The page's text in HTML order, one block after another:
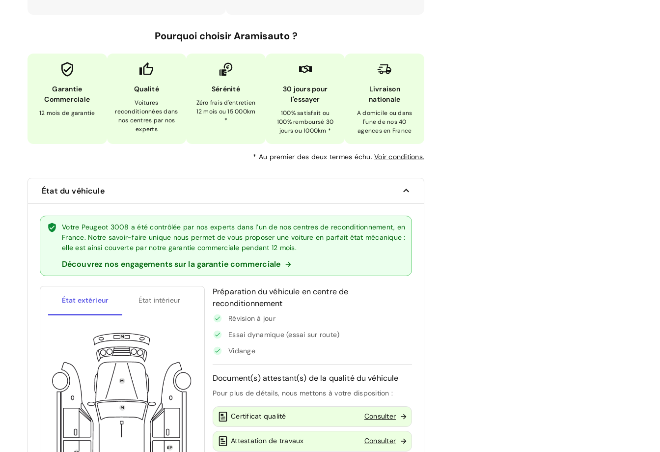
Pourquoi choisir Aramisauto ?
Garantie
Commerciale
12 mois de garantie
Qualité
Voitures
reconditionnées dans
nos centres par nos
experts
Sérénité
Zéro frais d'entretien
12 mois ou 15 000km
*
30 jours pour
l'essayer
100% satisfait ou
100% remboursé 30
jours ou 1000km *
Livraison
nationale
A domicile ou dans
l'une de nos 40
agences en France
* Au premier des deux termes échu. Voir conditions.
État du véhicule
Votre Peugeot 3008 a été contrôlée par nos experts dans l’un de nos centres de reconditionnement, en
France. Notre savoir-faire unique nous permet de vous proposer une voiture en parfait état mécanique :
elle est ainsi couverte par notre garantie commerciale pendant 12 mois.
Découvrez nos engagements sur la garantie commerciale
État extérieur État intérieur
Préparation du véhicule en centre de
reconditionnement
Révision à jour
Essai dynamique (essai sur route)
Vidange
Document(s) attestant(s) de la qualité du véhicule
Pour plus de détails, nous mettons à votre disposition :
Certificat qualité Consulter
Attestation de travaux Consulter